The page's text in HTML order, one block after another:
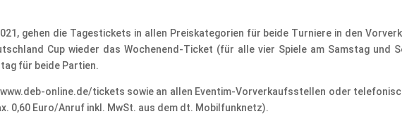
gehen die Tagestickets in allen Preiskategorien für beide Turniere in den
Cup wieder das Wochenend-Ticket (für alle vier Spiele am Samstag und
für beide Partien.
online.de/tickets sowie an allen Eventim-Vorverkaufsstellen oder
0,60 Euro/Anruf inkl. MwSt. aus dem dt. Mobilfunknetz).